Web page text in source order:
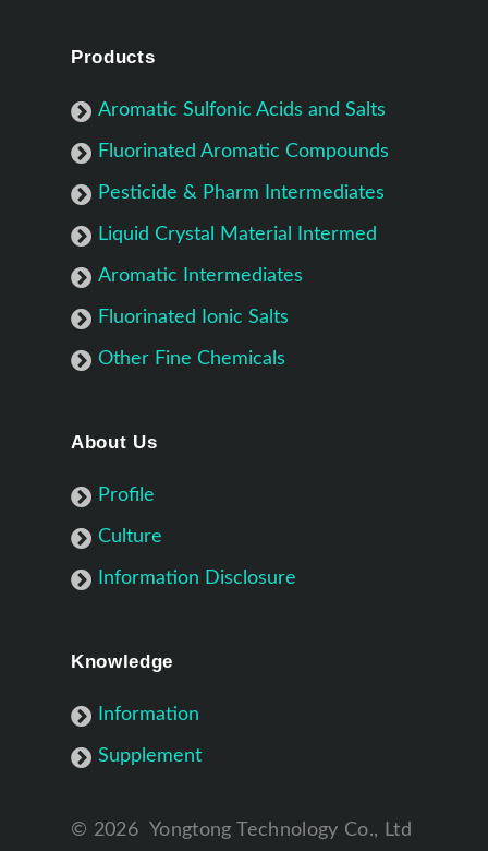
Products
Aromatic Sulfonic Acids and Salts
Fluorinated Aromatic Compounds
Pesticide & Pharm Intermediates
Liquid Crystal Material Intermed
Aromatic Intermediates
Fluorinated Ionic Salts
Other Fine Chemicals
About Us
Profile
Culture
Information Disclosure
Knowledge
Information
Supplement
© 2026 Yongtong Technology Co., Ltd